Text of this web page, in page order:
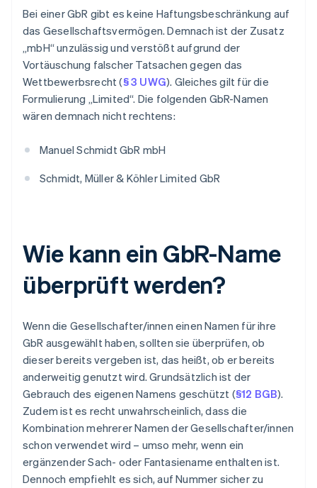
Bei einer GbR gibt es keine Haftungsbeschränkung auf
das Gesellschaftsvermögen. Demnach ist der Zusatz
„mbH“ unzulässig und verstößt aufgrund der
Vortäuschung falscher Tatsachen gegen das
Wettbewerbsrecht (§ 3 UWG). Gleiches gilt für die
Formulierung „Limited“. Die folgenden GbR-Namen
wären demnach nicht rechtens:
Manuel Schmidt GbR mbH
Schmidt, Müller & Köhler Limited GbR
Wie kann ein GbR-Name
überprüft werden?
Wenn die Gesellschafter/innen einen Namen für ihre
GbR ausgewählt haben, sollten sie überprüfen, ob
dieser bereits vergeben ist, das heißt, ob er bereits
anderweitig genutzt wird. Grundsätzlich ist der
Gebrauch des eigenen Namens geschützt (§12 BGB).
Zudem ist es recht unwahrscheinlich, dass die
Kombination mehrerer Namen der Gesellschafter/innen
schon verwendet wird – umso mehr, wenn ein
ergänzender Sach- oder Fantasiename enthalten ist.
Dennoch empfiehlt es sich, auf Nummer sicher zu